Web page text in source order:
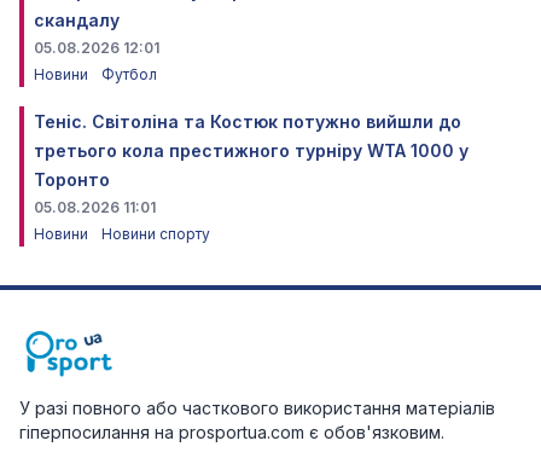
скандалу
05.08.2026 12:01
Новини
Футбол
Теніс. Світоліна та Костюк потужно вийшли до
третього кола престижного турніру WTA 1000 у
Торонто
05.08.2026 11:01
Новини
Новини спорту
У разі повного або часткового використання матеріалів
гіперпосилання на prosportua.com є обов'язковим.